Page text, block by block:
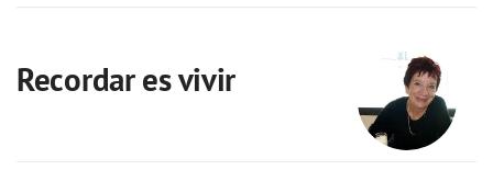
Recordar es vivir